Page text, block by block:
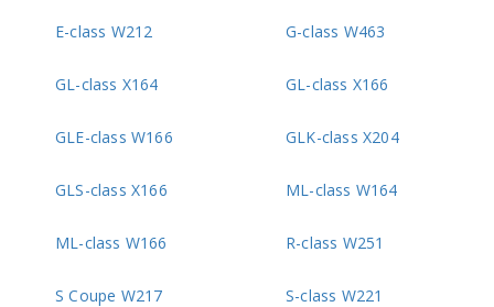
E-class W212 G-class W463
GL-class X164 GL-class X166
GLE-class W166 GLK-class X204
GLS-class X166 ML-class W164
ML-class W166 R-class W251
S Coupe W217 S-class W221